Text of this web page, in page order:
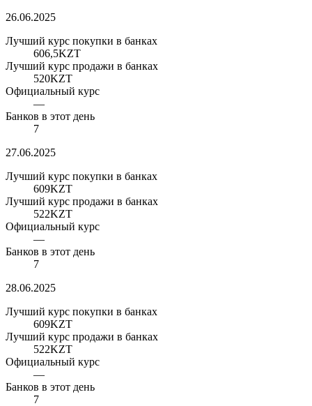
26.06.2025
Лучший курс покупки в банках
606,5KZT
Лучший курс продажи в банках
520KZT
Официальный курс
—
Банков в этот день
7
27.06.2025
Лучший курс покупки в банках
609KZT
Лучший курс продажи в банках
522KZT
Официальный курс
—
Банков в этот день
7
28.06.2025
Лучший курс покупки в банках
609KZT
Лучший курс продажи в банках
522KZT
Официальный курс
—
Банков в этот день
7